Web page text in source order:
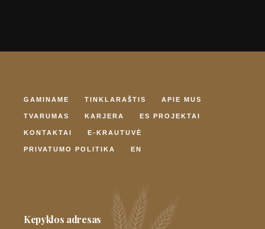
GAMINAME TINKLARAŠTIS APIE MUS
TVARUMAS KARJERA ES PROJEKTAI
KONTAKTAI E-KRAUTUVĖ
PRIVATUMO POLITIKA EN
Kepyklos adresas